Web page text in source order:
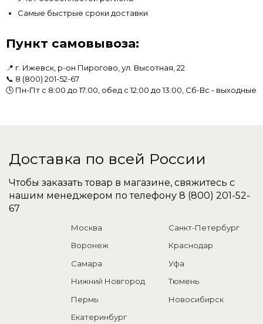
Самые быстрые сроки доставки
Пункт самовывоза:
📍 г. Ижевск, р-он Пирогово, ул. Высотная, 22
📞 8 (800) 201-52-67
🕒 Пн-Пт с 8:00 до 17:00, обед с 12:00 до 13:00, Сб-Вс - выходные
Доставка по всей России
Чтобы заказать товар в магазине, свяжитесь с
нашим менеджером по телефону 8 (800) 201-52-
67
Москва
Санкт-Петербург
Воронеж
Краснодар
Самара
Уфа
Нижний Новгород
Тюмень
Пермь
Новосибирск
Екатеринбург